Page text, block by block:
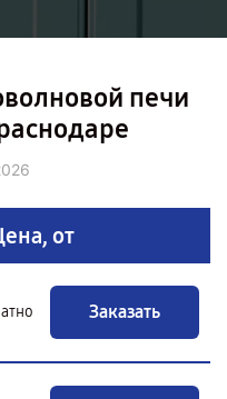
печи
от
Заказать